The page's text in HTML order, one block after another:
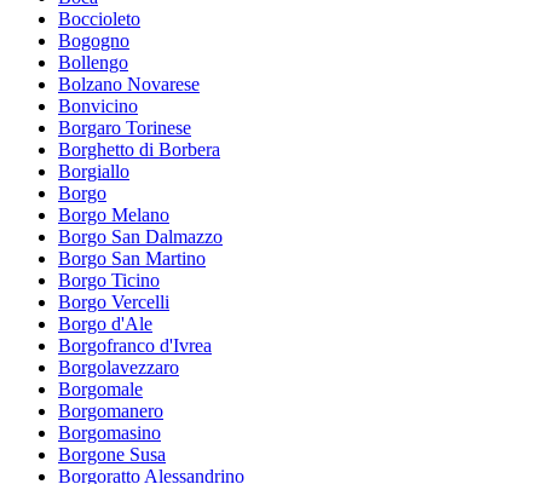
Boccioleto
Bogogno
Bollengo
Bolzano Novarese
Bonvicino
Borgaro Torinese
Borghetto di Borbera
Borgiallo
Borgo
Borgo Melano
Borgo San Dalmazzo
Borgo San Martino
Borgo Ticino
Borgo Vercelli
Borgo d'Ale
Borgofranco d'Ivrea
Borgolavezzaro
Borgomale
Borgomanero
Borgomasino
Borgone Susa
Borgoratto Alessandrino